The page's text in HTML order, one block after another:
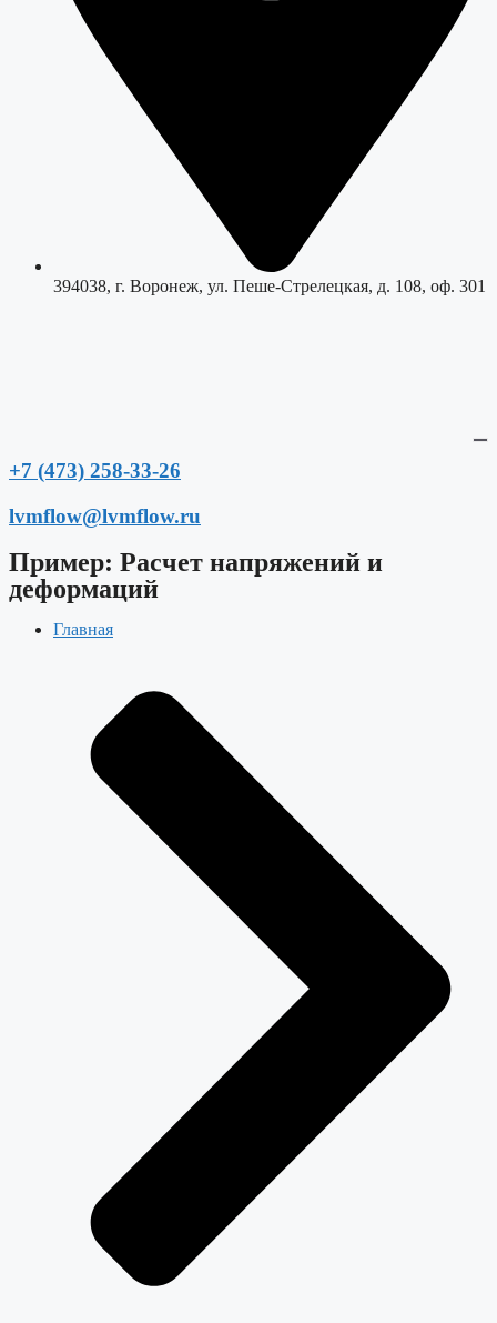
394038, г. Воронеж, ул. Пеше-Стрелецкая, д. 108, оф. 301
+7 (473) 258-33-26
lvmflow@lvmflow.ru
Пример: Расчет напряжений и
деформаций
Главная